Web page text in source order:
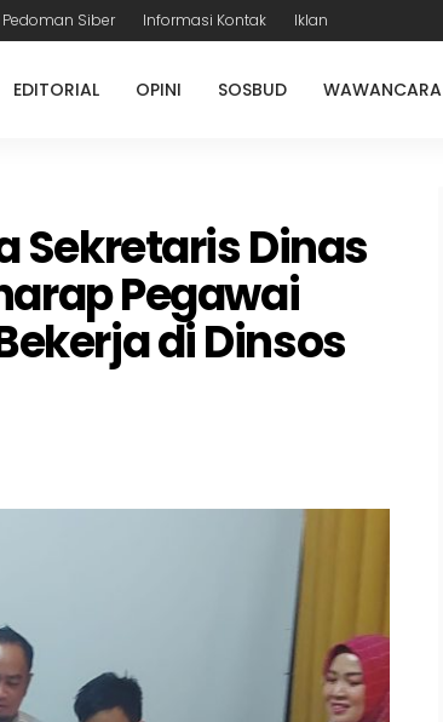
Pedoman Siber Informasi Kontak Iklan
EDITORIAL OPINI SOSBUD WAWANCARA
Sekretaris Dinas
Pegawai
di Dinsos